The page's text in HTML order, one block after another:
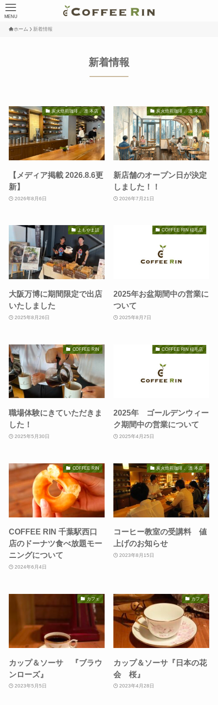
MENU
ホーム 新着情報
新着情報
炭火焙煎珈琲． 凛 本店
【メディア掲載 2026.8.6更
新】
2026年8月6日
炭火焙煎珈琲． 凛 本店
新店舗のオープン日が決定
しました！！
2026年7月21日
よもやま話
大阪万博に期間限定で出店
いたしました
2025年8月26日
COFFEE RIN 稲毛店
2025年お盆期間中の営業に
ついて
2025年8月7日
COFFEE RIN
職場体験にきていただきま
した！
2025年5月30日
COFFEE RIN 稲毛店
2025年 ゴールデンウィー
ク期間中の営業について
2025年4月25日
COFFEE RIN
COFFEE RIN 千葉駅西口
店のドーナツ食べ放題モー
ニングについて
2024年6月4日
炭火焙煎珈琲． 凛 本店
コーヒー教室の受講料 値
上げのお知らせ
2023年8月15日
カフェ
カップ＆ソーサ 『ブラウ
ンローズ』
2023年5月5日
カフェ
カップ＆ソーサ『日本の花
会 桜』
2023年4月28日